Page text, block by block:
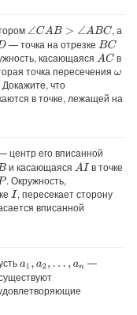
∠CAB>∠A BC
, а
— точка на отрезке BC
касающаяся AC в
точка пересечения ω
Докажите, что
в точке, лежащей на
центр его вписанной
и касающаяся AI в точке
. Окружность,
I , пересекает сторону
вписанной
a1,a2,… an
—